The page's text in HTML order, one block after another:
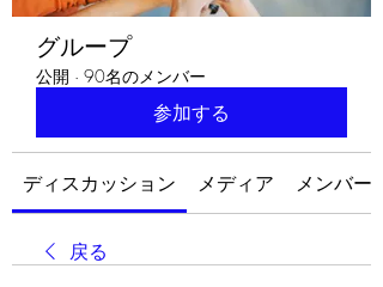
グループ
公開 · 90名のメンバー
参加する
ディスカッション メディア メンバー
戻る